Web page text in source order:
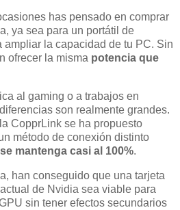
has pensado en comprar
ya sea para un portátil de
ampliar la capacidad de tu PC. Sin
ofrecer la misma potencia que
al gaming o a trabajos en
son realmente grandes.
CopprLink se ha propuesto
método de conexión distinto
mantenga casi al 100%.
han conseguido que una tarjeta
de Nvidia sea viable para
sin tener efectos secundarios